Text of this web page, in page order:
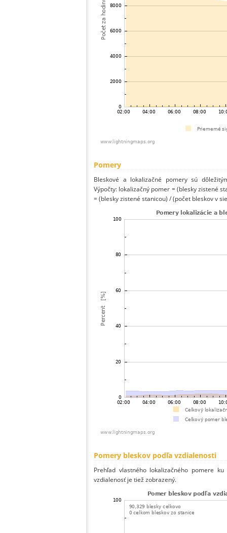
Pomery
Bleskové a lokalizačné pomery sú
Výpočty: lokalizačný pomer = (blesky zistené
= (blesky zistené stanicou) / (počet bleskov v
Pomery bleskov podľa vzdialenosti
Prehľad vlastného lokalizačného pomere
vzdialenosť je tiež zobrazený.